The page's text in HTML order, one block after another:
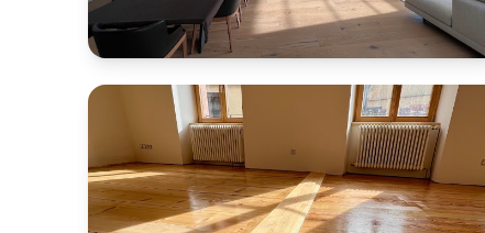
Ponçage et vitrification parquet chêne
Ponçage d’un parquet contemporain Boen
(parement 3,5 mm) dans un appartement du quartier
chic de l’Orangerie à Strasbourg. Le chantier a été